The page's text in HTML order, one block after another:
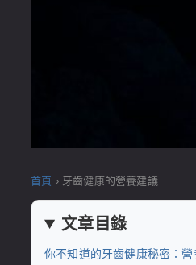
首頁 › 牙齒健康的營養建議
文章目錄
你不知道的牙齒健康秘密：